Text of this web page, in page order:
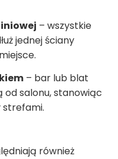
– wszystkie
jednej ściany
– bar lub blat
od salonu, stanowiąc
również